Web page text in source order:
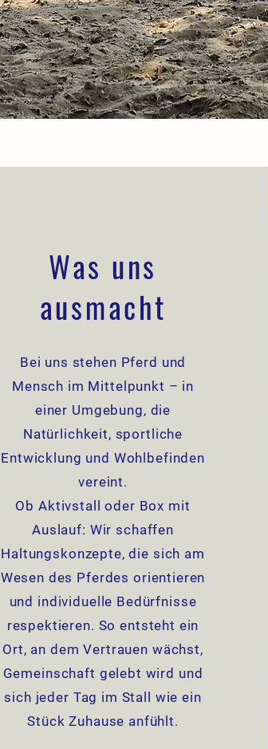
Was uns
ausmacht
Bei uns stehen Pferd und
Mensch im Mittelpunkt – in
einer Umgebung, die
Natürlichkeit, sportliche
Entwicklung und Wohlbefinden
vereint.
Ob Aktivstall oder Box mit
Auslauf: Wir schaffen
Haltungskonzepte, die sich am
Wesen des Pferdes orientieren
und individuelle Bedürfnisse
respektieren. So entsteht ein
Ort, an dem Vertrauen wächst,
Gemeinschaft gelebt wird und
sich jeder Tag im Stall wie ein
Stück Zuhause anfühlt.